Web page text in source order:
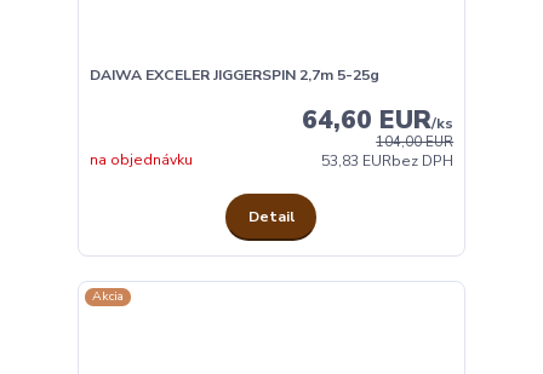
DAIWA EXCELER JIGGERSPIN 2,7m 5-25g
104,00 EUR
64,60 EUR/ks
53,83 EURbez DPH
na objednávku
Detail
Akcia